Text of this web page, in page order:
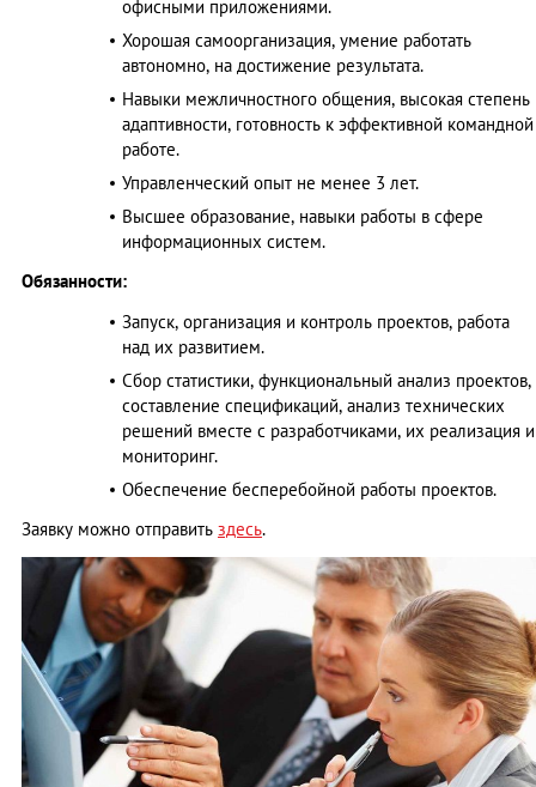
офисными приложениями.
Хорошая самоорганизация, умение работать
автономно, на достижение результата.
Навыки межличностного общения, высокая степень
адаптивности, готовность к эффективной командной
работе.
Управленческий опыт не менее 3 лет.
Высшее образование, навыки работы в сфере
информационных систем.
Обязанности:
Запуск, организация и контроль проектов, работа
над их развитием.
Сбор статистики, функциональный анализ проектов,
составление спецификаций, анализ технических
решений вместе с разработчиками, их реализация и
мониторинг.
Обеспечение бесперебойной работы проектов.
Заявку можно отправить здесь.